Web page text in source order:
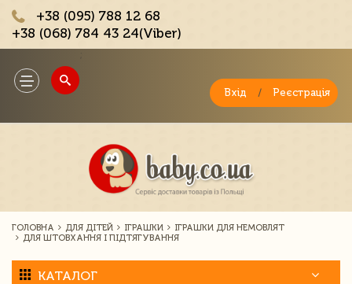
+38 (095) 788 12 68
+38 (068) 784 43 24(Viber)
Toggle
navigation
Вхід / Реєстрація
ГОЛОВНА ДЛЯ ДІТЕЙ ІГРАШКИ
ІГРАШКИ ДЛЯ НЕМОВЛЯТ
ДЛЯ ШТОВХАННЯ І ПІДТЯГУВАННЯ
КАТАЛОГ